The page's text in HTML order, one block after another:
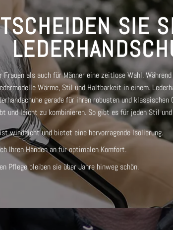
SIE
Frauen als auch für Männer eine zeitlose Wahl.
Wärme, Stil und Haltbarkeit in einem.
gerade für ihren robusten und
und leicht zu kombinieren. So gibt es für jeden Stil
winddicht und bietet eine hervorragende Isolierung.
Ihren Händen an für optimalen Komfort.
Pflege bleiben sie über Jahre hinweg schön.